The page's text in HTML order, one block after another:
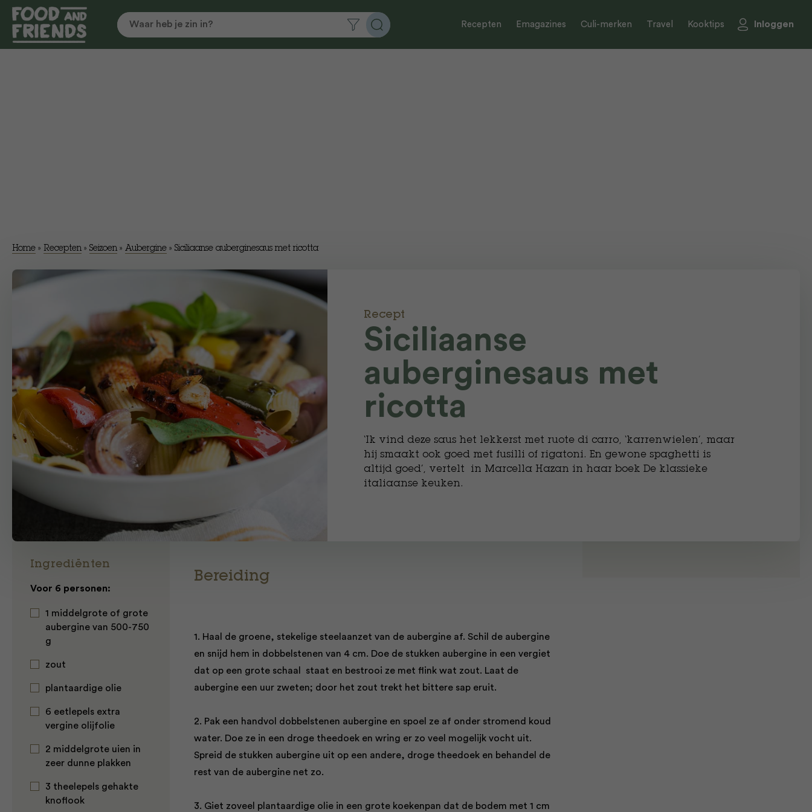
Recepten Emagazines Culi-merken Travel Kooktips Inloggen
Home » Recepten » Seizoen » Aubergine » ​Siciliaanse auberginesaus met ricotta
Recept
​Siciliaanse
auberginesaus met
ricotta
‘Ik vind deze saus het lekkerst met ruote di carro, ‘karrenwielen’, maar
hij smaakt ook goed met fusilli of rigatoni. En gewone spaghetti is
altijd goed’, vertelt in Marcella Hazan in haar boek De klassieke
italiaanse keuken.
Ingrediënten
Voor 6 personen:
1 middelgrote of grote
aubergine van 500-750
g
zout
plantaardige olie
6 eetlepels extra
vergine olijfolie
2 middelgrote uien in
zeer dunne plakken
3 theelepels gehakte
knoflook
Bereiding
1. Haal de groene, stekelige steelaanzet van de aubergine af. Schil de aubergine
en snijd hem in dobbelstenen van 4 cm. Doe de stukken aubergine in een vergiet
dat op een grote schaal staat en bestrooi ze met flink wat zout. Laat de
aubergine een uur zweten; door het zout trekt het bittere sap eruit.
2. Pak een handvol dobbelstenen aubergine en spoel ze af onder stromend koud
water. Doe ze in een droge theedoek en wring er zo veel mogelijk vocht uit.
Spreid de stukken aubergine uit op een andere, droge theedoek en behandel de
rest van de aubergine net zo.
3. Giet zoveel plantaardige olie in een grote koekenpan dat de bodem met 1 cm